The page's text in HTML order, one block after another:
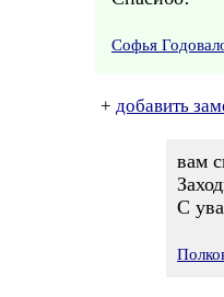
Софья
+ добавить
вам
С